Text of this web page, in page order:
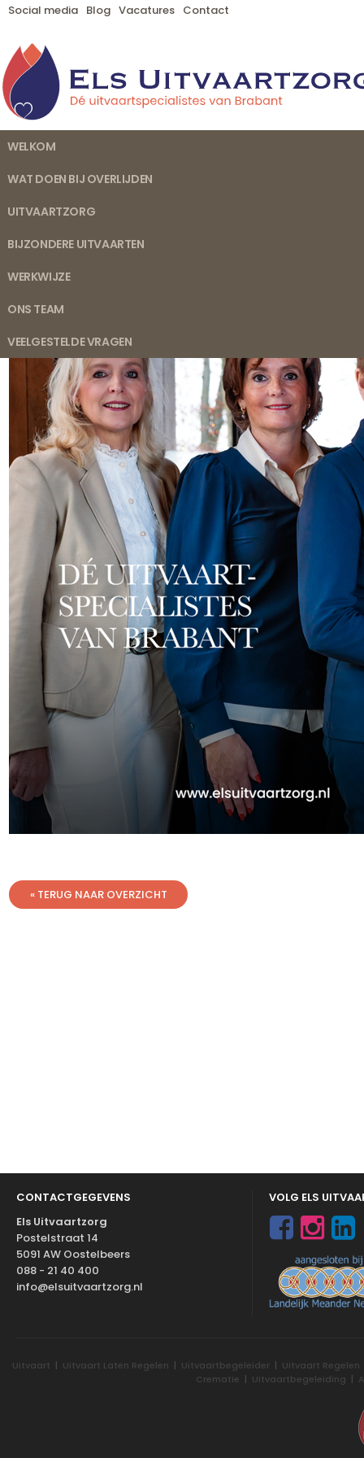
Social media Blog Vacatures Contact
WELKOM
WAT DOEN BIJ OVERLIJDEN
UITVAARTZORG
BIJZONDERE UITVAARTEN
WERKWIJZE
ONS TEAM
VEELGESTELDE VRAGEN
« TERUG NAAR OVERZICHT
CONTACTGEGEVENS
Els Uitvaartzorg
Postelstraat 14
5091 AW Oostelbeers
088 - 21 40 400
info@elsuitvaartzorg.nl
VOLG ELS
Uitvaart | Uitvaart Laten Regelen | Uitvaartbegeleider | Uitvaart Regelen
Crematie | Uitvaartbegeleiding |